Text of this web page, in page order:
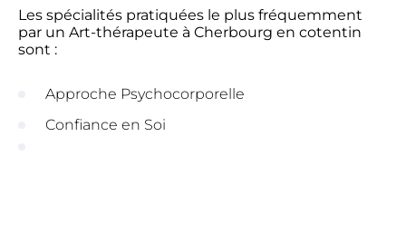
Les spécialités pratiquées le plus fréquemment
par un Art-thérapeute à Cherbourg en cotentin
sont :
Approche Psychocorporelle
Confiance en Soi